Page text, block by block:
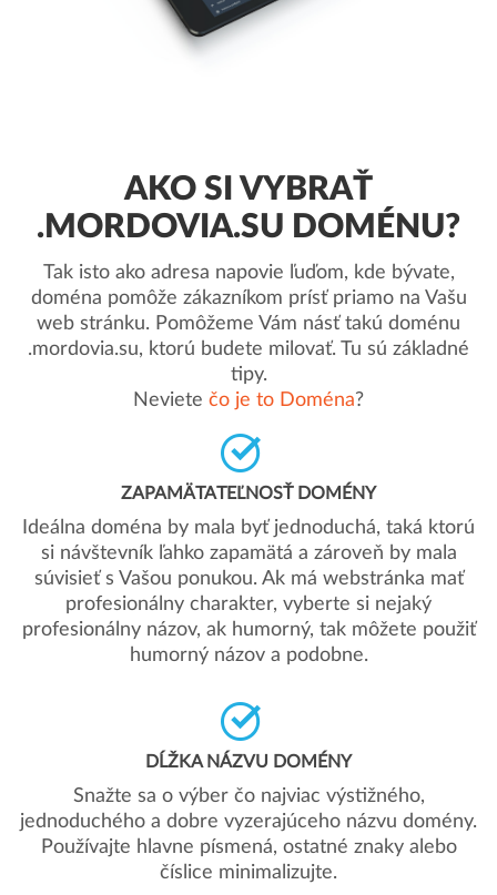
AKO SI VYBRAŤ
.MORDOVIA.SU DOMÉNU?
Tak isto ako adresa napovie ľuďom, kde bývate,
doména pomôže zákazníkom prísť priamo na Vašu
web stránku. Pomôžeme Vám násť takú doménu
.mordovia.su, ktorú budete milovať. Tu sú základné
tipy.
Neviete čo je to Doména?
ZAPAMÄTATEĽNOSŤ DOMÉNY
Ideálna doména by mala byť jednoduchá, taká ktorú
si návštevník ľahko zapamätá a zároveň by mala
súvisieť s Vašou ponukou. Ak má webstránka mať
profesionálny charakter, vyberte si nejaký
profesionálny názov, ak humorný, tak môžete použiť
humorný názov a podobne.
DĹŽKA NÁZVU DOMÉNY
Snažte sa o výber čo najviac výstižného,
jednoduchého a dobre vyzerajúceho názvu domény.
Používajte hlavne písmená, ostatné znaky alebo
číslice minimalizujte.